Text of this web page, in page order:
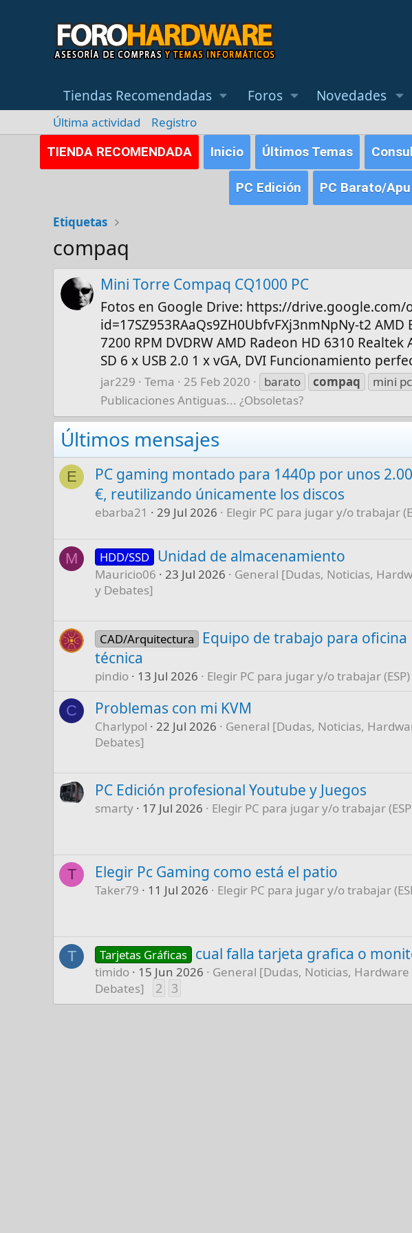
Tiendas Recomendadas Foros Novedades
Última actividad
Registro
TIENDA RECOMENDADA
Inicio Últimos Temas
PC Edición PC Barato/Apu
Etiquetas
compaq
Mini Torre Compaq CQ1000 PC
Fotos en Google Drive: https://drive.google.com/
id=17SZ953RAaQs9ZH0UbfvFXj3nmNpNy-t2 AMD
7200 RPM DVDRW AMD Radeon HD 6310
SD 6 x USB 2.0 1 x vGA, DVI Funcionamiento
jar229 Tema 25 Feb 2020 barato compaq mini pc
Publicaciones Antiguas... ¿Obsoletas?
Últimos mensajes
E
PC gaming montado para 1440p por unos
€, reutilizando únicamente los discos
ebarba21 29 Jul 2026 Elegir PC para jugar y/o trabajar
M HDD/SSD Unidad de almacenamiento
Mauricio06 23 Jul 2026
General [Dudas, Noticias,
y Debates]
CAD/Arquitectura
Equipo de trabajo para oficina
técnica
pindio 13 Jul 2026 Elegir PC para jugar y/o trabajar (ESP)
C Problemas con mi KVM
Charlypol 22 Jul 2026
General [Dudas, Noticias,
Debates]
PC Edición profesional Youtube y Juegos
smarty 17 Jul 2026 Elegir PC para jugar y/o trabajar
T Elegir Pc Gaming como está el patio
Taker79 11 Jul 2026 Elegir PC para jugar y/o trabajar
T Tarjetas Gráficas cual falla tarjeta grafica o
timido 15 Jun 2026
General [Dudas, Noticias, Hardware
Debates]
2 3